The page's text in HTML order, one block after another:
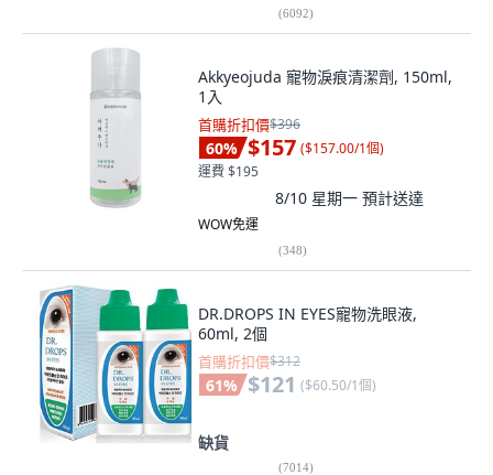
(6092)
Akkyeojuda 寵物淚痕清潔劑, 150ml,
1入
首購折扣價$396
60% $157 ($157.00/1個)
運費 $195
8/10 星期一 預計送達
WOW免運
(348)
DR.DROPS IN EYES寵物洗眼液,
60ml, 2個
首購折扣價$312
61% $121 ($60.50/1個)
缺貨
(7014)